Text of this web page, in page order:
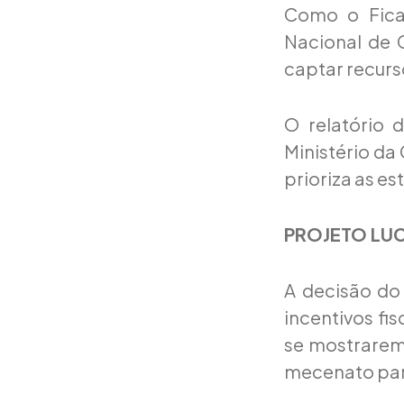
Como o
Nacional de
captar
O relatório
Ministério da
prioriza as
PROJETO
A decisão
incentivos
se
mecenato